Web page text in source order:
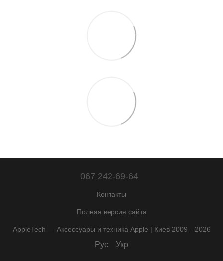
067 242-69-64
Контакты
Полная версия сайта
AppleTech — Аксессуары и техника Apple | Киев 2009—2026
Рус Укр